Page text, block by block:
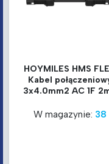
HOYMILES HMS
Kabel
3x4.0mm2 AC 1F
W magazynie: 38